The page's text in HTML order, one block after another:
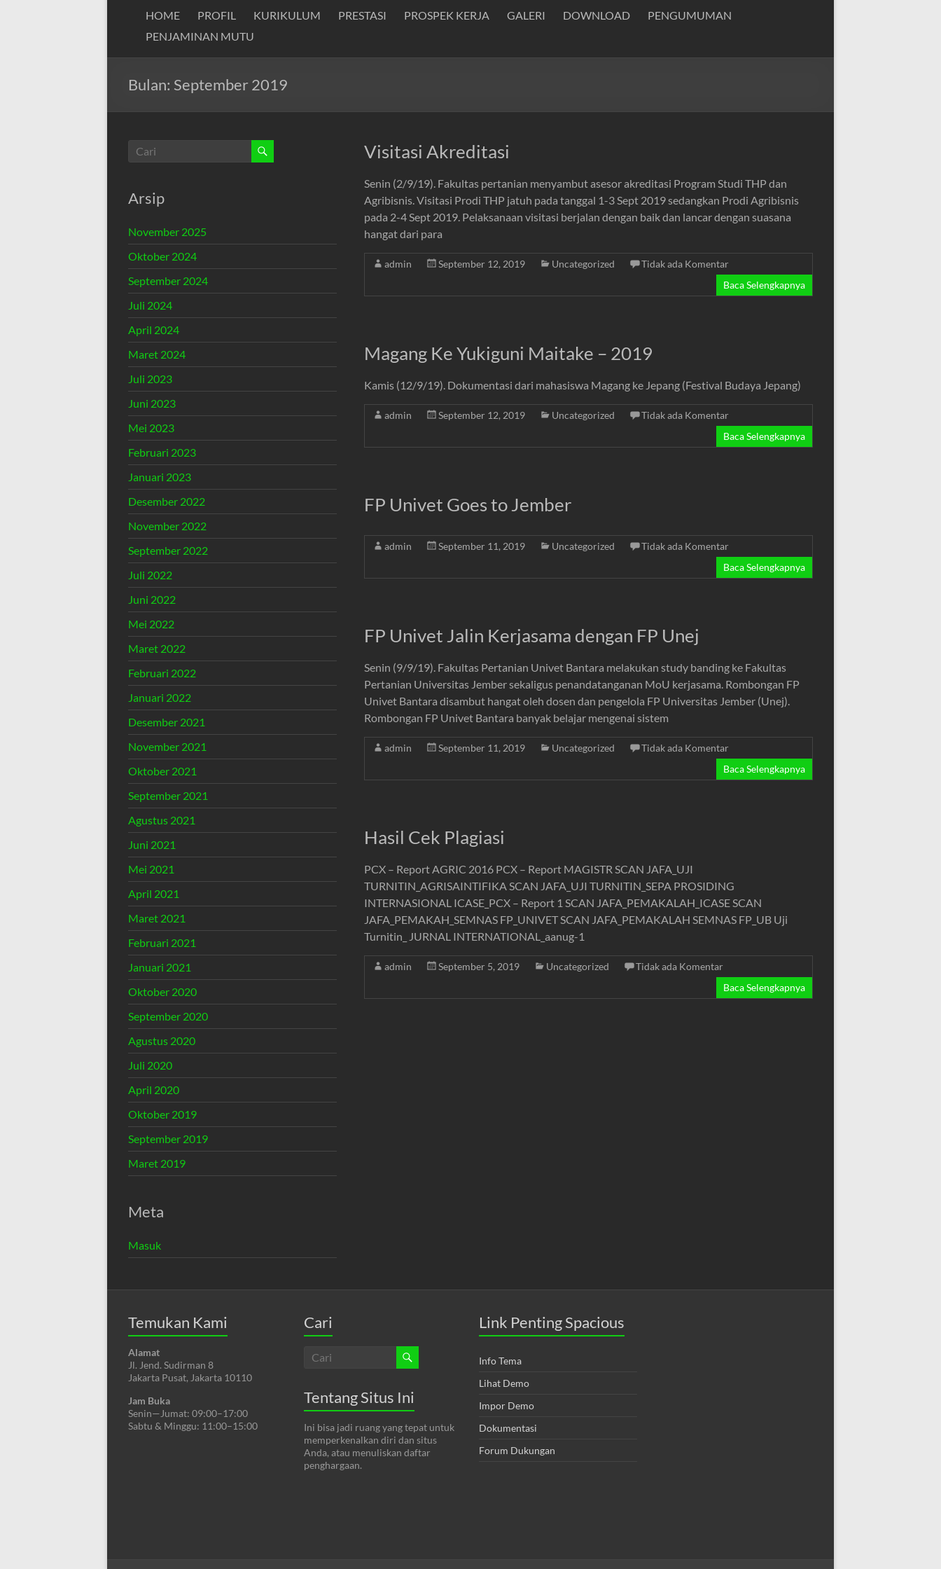
HOME PROFIL KURIKULUM PRESTASI PROSPEK KERJA GALERI DOWNLOAD
PENGUMUMAN
PENJAMINAN MUTU
Bulan: September 2019
Visitasi Akreditasi
Senin (2/9/19). Fakultas pertanian menyambut asesor akreditasi Program Studi THP dan
Agribisnis. Visitasi Prodi THP jatuh pada tanggal 1-3 Sept 2019 sedangkan Prodi Agribisnis
pada 2-4 Sept 2019. Pelaksanaan visitasi berjalan dengan baik dan lancar dengan suasana
hangat dari para
admin September 12, 2019 Uncategorized
Tidak ada Komentar
Baca Selengkapnya
Magang Ke Yukiguni Maitake – 2019
Kamis (12/9/19). Dokumentasi dari mahasiswa Magang ke Jepang (Festival Budaya Jepang)
admin September 12, 2019 Uncategorized
Tidak ada Komentar
Baca Selengkapnya
FP Univet Goes to Jember
admin September 11, 2019 Uncategorized
Tidak ada Komentar
Baca Selengkapnya
FP Univet Jalin Kerjasama dengan FP Unej
Senin (9/9/19). Fakultas Pertanian Univet Bantara melakukan study banding ke Fakultas
Pertanian Universitas Jember sekaligus penandatanganan MoU kerjasama. Rombongan FP
Univet Bantara disambut hangat oleh dosen dan pengelola FP Universitas Jember (Unej).
Rombongan FP Univet Bantara banyak belajar mengenai sistem
admin September 11, 2019 Uncategorized
Tidak ada Komentar
Baca Selengkapnya
Hasil Cek Plagiasi
PCX – Report AGRIC 2016 PCX – Report MAGISTR SCAN JAFA_UJI
TURNITIN_AGRISAINTIFIKA SCAN JAFA_UJI TURNITIN_SEPA PROSIDING
INTERNASIONAL ICASE_PCX – Report 1 SCAN JAFA_PEMAKALAH_ICASE SCAN
JAFA_PEMAKAH_SEMNAS FP_UNIVET SCAN JAFA_PEMAKALAH SEMNAS FP_UB Uji
Turnitin_ JURNAL INTERNATIONAL_aanug-1
admin September 5, 2019 Uncategorized
Tidak ada Komentar
Baca Selengkapnya
Arsip
November 2025
Oktober 2024
September 2024
Juli 2024
April 2024
Maret 2024
Juli 2023
Juni 2023
Mei 2023
Februari 2023
Januari 2023
Desember 2022
November 2022
September 2022
Juli 2022
Juni 2022
Mei 2022
Maret 2022
Februari 2022
Januari 2022
Desember 2021
November 2021
Oktober 2021
September 2021
Agustus 2021
Juni 2021
Mei 2021
April 2021
Maret 2021
Februari 2021
Januari 2021
Oktober 2020
September 2020
Agustus 2020
Juli 2020
April 2020
Oktober 2019
September 2019
Maret 2019
Meta
Masuk
Temukan Kami
Alamat
Jl. Jend. Sudirman 8
Jakarta Pusat, Jakarta 10110
Jam Buka
Senin—Jumat: 09:00–17:00
Sabtu & Minggu: 11:00–15:00
Cari
Tentang Situs Ini
Ini bisa jadi ruang yang tepat untuk
memperkenalkan diri dan situs
Anda, atau menuliskan daftar
penghargaan.
Link Penting Spacious
Info Tema
Lihat Demo
Impor Demo
Dokumentasi
Forum Dukungan